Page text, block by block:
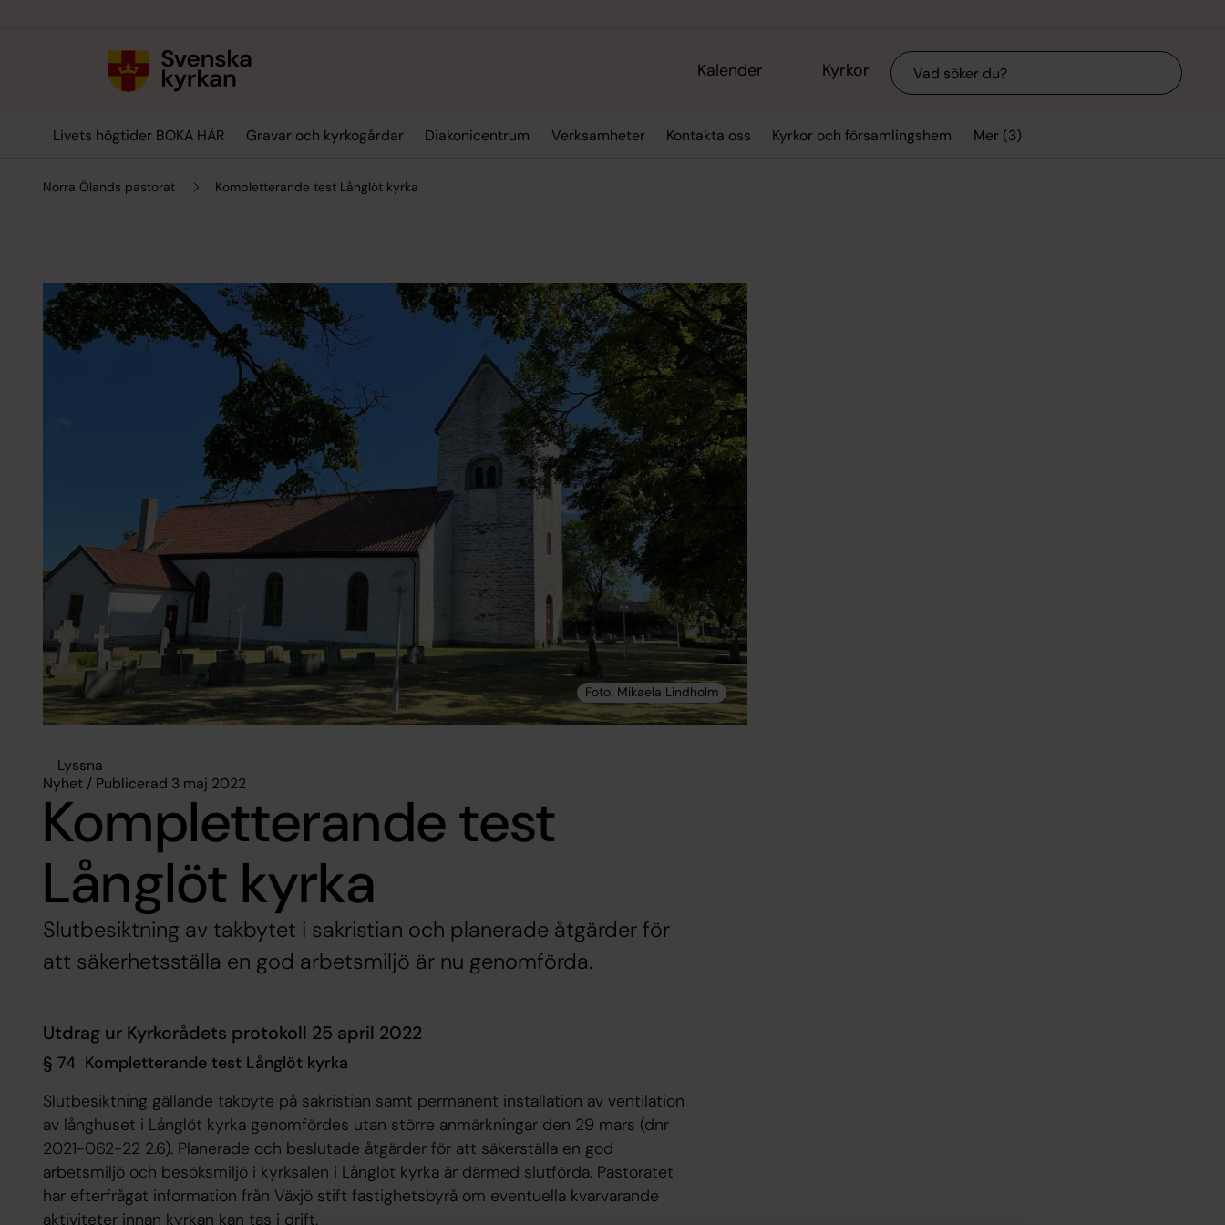
Kalender Kyrkor Sök
Livets högtider BOKA HÄR Gravar och kyrkogårdar Diakonicentrum Verksamheter Kontakta oss Kyrkor och församlingshem Mer (3)
Norra Ölands pastorat Kompletterande test Långlöt kyrka
Lyssna
Nyhet / Publicerad 3 maj 2022
Kompletterande test
Långlöt kyrka
Slutbesiktning av takbytet i sakristian och planerade åtgärder för
att säkerhetsställa en god arbetsmiljö är nu genomförda.
Utdrag ur Kyrkorådets protokoll 25 april 2022
§ 74 Kompletterande test Långlöt kyrka
Slutbesiktning gällande takbyte på sakristian samt permanent installation av ventilation
av långhuset i Långlöt kyrka genomfördes utan större anmärkningar den 29 mars (dnr
2021-062-22 2.6). Planerade och beslutade åtgärder för att säkerställa en god
arbetsmiljö och besöksmiljö i kyrksalen i Långlöt kyrka är därmed slutförda. Pastoratet
har efterfrågat information från Växjö stift fastighetsbyrå om eventuella kvarvarande
aktiviteter innan kyrkan kan tas i drift.